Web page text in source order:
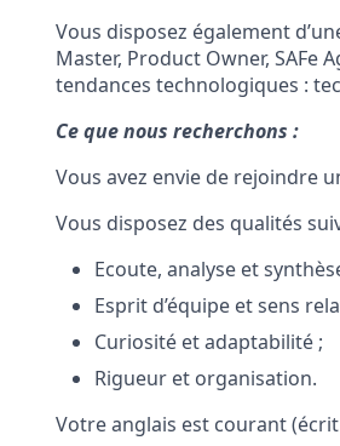
Vous disposez également
Master, Product Owner, SAFe
tendances technologiques :
Ce que nous recherchons :
Vous avez envie de rejoindre
Vous disposez des qualités
Ecoute, analyse et
Esprit d’équipe et sens
Curiosité et adaptabilité ;
Rigueur et organisation.
Votre anglais est courant